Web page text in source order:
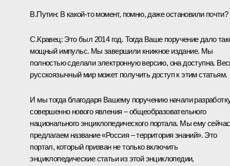
В.Путин: В какой‑то момент, помню, даже остановили почти?
С.Кравец: Это был 2014 год. Тогда Ваше поручение дало
мощный импульс. Мы завершили книжное издание. Мы
полностью сделали электронную версию, она доступна.
русскоязычный мир может получить доступ к этим статьям.
И мы тогда благодаря Вашему поручению начали
совершенно нового явления – общеобразовательного
национального энциклопедического портала. Мы ему сейчас
предлагаем название «Россия – территория знаний». Это
портал, который призван не только включить
энциклопедические статьи из этой энциклопедии,